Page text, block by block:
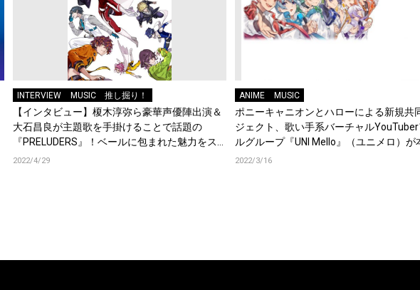
INTERVIEW MUSIC 推し掘り！
【インタビュー】榎木淳弥ら豪華声優陣出演＆
大石昌良が主題歌を手掛けることで話題の
『PRELUDERS』！ベールに包まれた魅力をス
タッフ陣に迫る!!
2022/4/29
ANIME MUSIC
ポニーキャニオンとハローによる新規共
ジェクト、歌い手系バーチャル
ルグループ『UNI Mello』（ユニメロ）が
動！
2022/3/16